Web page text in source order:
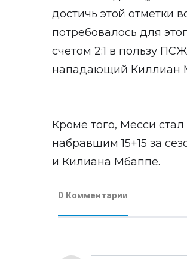
достичь этой отметки
потребовалось для
счетом 2:1 в пользу
нападающий Киллиан
Кроме того, Месси
набравшим 15+15 за
и Килиана Мбаппе.
0 Комментарии